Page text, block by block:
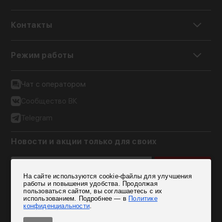
Контакты
Режим работы
Чат с оператором
Сообщество ВК
Telegram
Новости и акции только для своих
Согласен на обработку персональных данных
На сайте используются cookie-файлы для улучшения
работы и повышения удобства. Продолжая
пользоваться сайтом, вы соглашаетесь с их
использованием. Подробнее — в Политике
конфиденциальности.